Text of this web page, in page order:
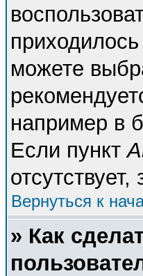
можете
например в
Если пункт
Вернуться к
» Как